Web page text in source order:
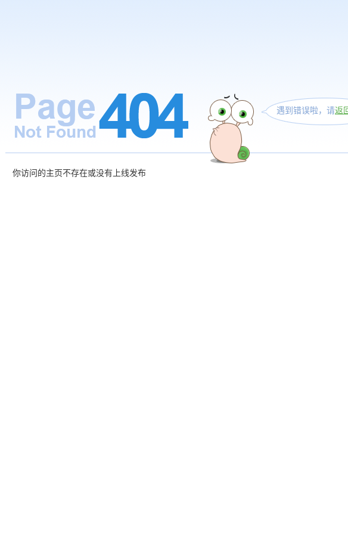
遇到错误啦，请返
你访问的主页不存在或没有上线发布